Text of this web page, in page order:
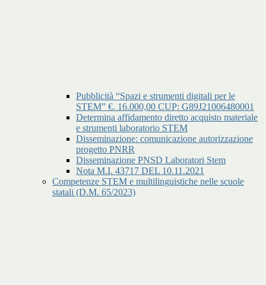
Pubblicità “Spazi e strumenti digitali per le
STEM” €. 16.000,00 CUP: G89J21006480001
Determina affidamento diretto acquisto materiale
e strumenti laboratorio STEM
Disseminazione: comunicazione autorizzazione
progetto PNRR
Disseminazione PNSD Laboratori Stem
Nota M.I. 43717 DEL 10.11.2021
Competenze STEM e multilinguistiche nelle scuole
statali (D.M. 65/2023)